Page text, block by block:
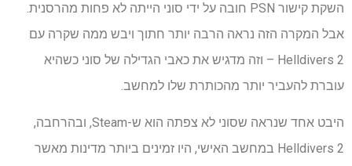
השקת קישור PSN חובה על ידי סוני הייתה לא פחות מהרסנית.
אבל המקרה הזה נראה הרבה יותר חתוך ויבש ממה שקרה עם
Helldivers 2 – וזה מדגיש את כאבי הגדילה של סוני כשהיא
עוברת להעביר יותר מהכותרת שלו למחשב.
היבט אחד שנראה שסוני לא צפתה הוא ש-Steam, ובהרחבה,
Helldivers 2 במחשב האישי, היו זמינים ביותר מדינות מאשר